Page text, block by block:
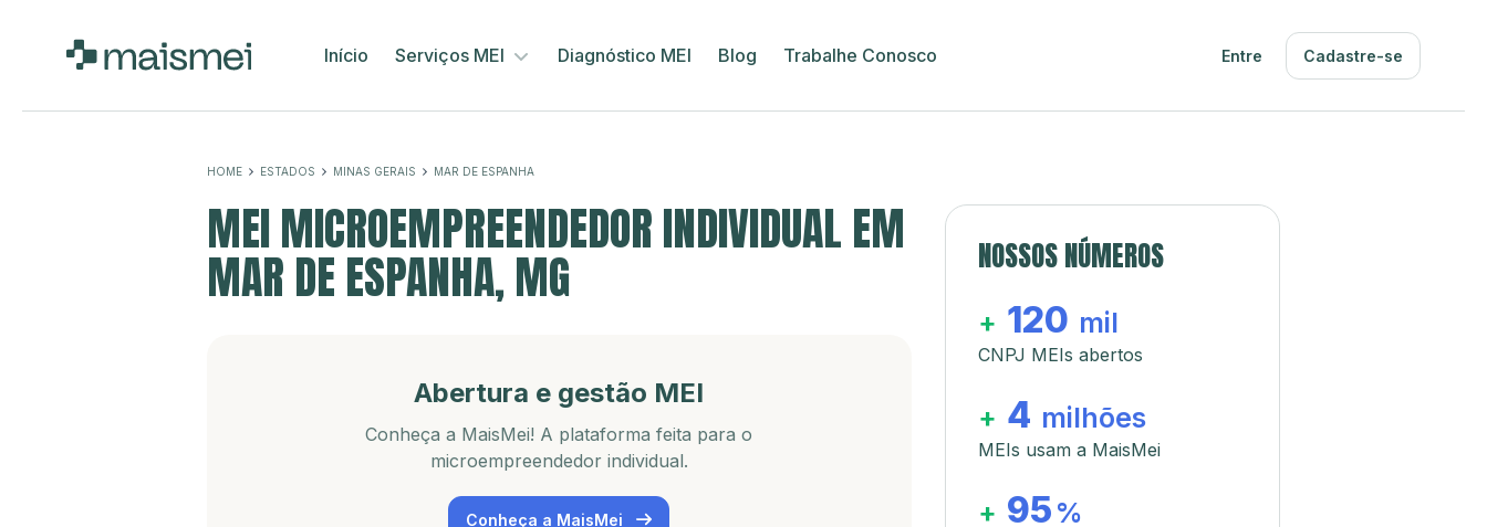
Início Serviços MEI Diagnóstico MEI Blog Trabalhe Conosco Entre Cadastre-se
HOME ESTADOS MINAS GERAIS MAR DE ESPANHA
MEI MICROEMPREENDEDOR INDIVIDUAL EM
MAR DE ESPANHA, MG
Abertura e gestão MEI
Conheça a MaisMei! A plataforma feita para o
microempreendedor individual.
Conheça a MaisMei
NOSSOS NÚMEROS
+ 120 mil
CNPJ MEIs abertos
+ 4 milhões
MEIs usam a MaisMei
+ 95 %